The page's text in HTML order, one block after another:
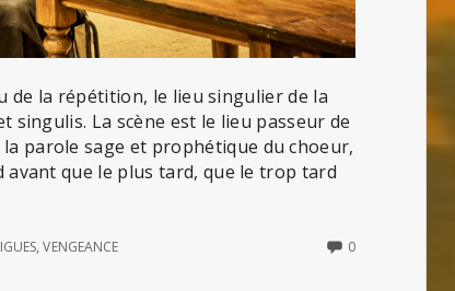
de la répétition, le lieu singulier de la
singulis. La scène est le lieu passeur de
la parole sage et prophétique du choeur,
avant que le plus tard, que le trop tard
,VENGEANCE 0NO